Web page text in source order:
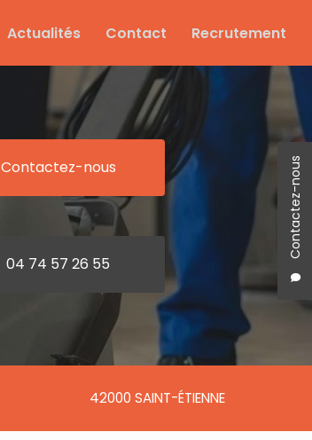
Contactez-nous
Actualités Contact Recrutement
Contactez-nous
04 74 57 26 55
42000 SAINT-ÉTIENNE